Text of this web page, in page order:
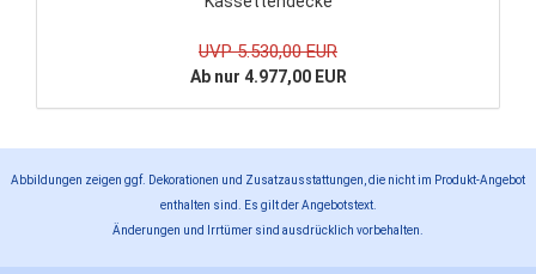
UVP 5.530,00 EUR
Ab nur 4.977,00 EUR
Abbildungen zeigen ggf. Dekorationen und Zusatzausstattungen, die nicht im Produkt-Angebot
enthalten sind. Es gilt der Angebotstext.
Änderungen und Irrtümer sind ausdrücklich vorbehalten.